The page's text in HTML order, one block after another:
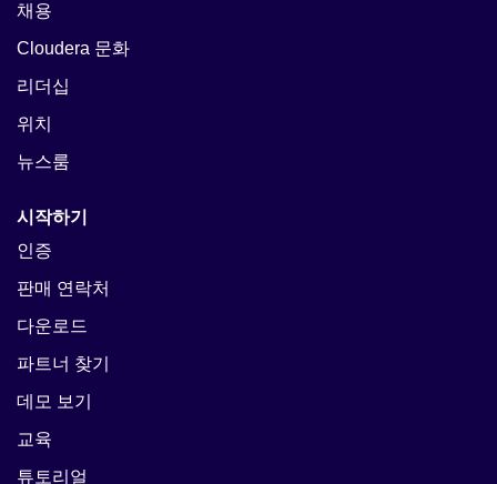
채용
Cloudera 문화
리더십
위치
뉴스룸
시작하기
인증
판매 연락처
다운로드
파트너 찾기
데모 보기
교육
튜토리얼